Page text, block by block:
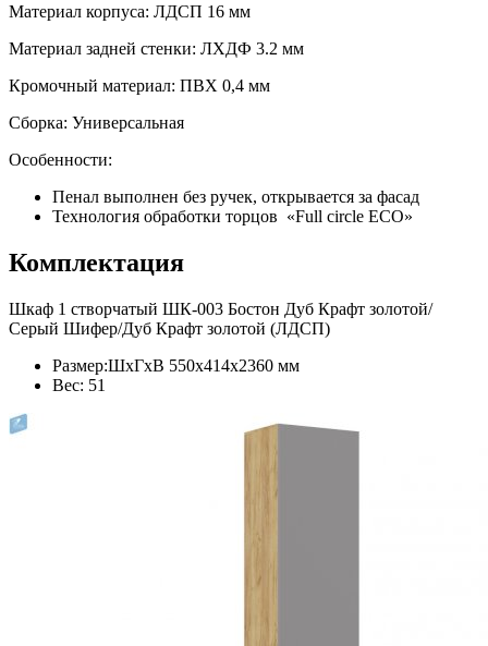
Материал корпуса: ЛДСП 16 мм
Материал задней стенки: ЛХДФ 3.2 мм
Кромочный материал: ПВХ 0,4 мм
Сборка: Универсальная
Особенности:
Пенал выполнен без ручек, открывается за фасад
Технология обработки торцов «Full circle ECO»
Комплектация
Шкаф 1 створчатый ШК-003 Бостон Дуб Крафт золотой/
Серый Шифер/Дуб Крафт золотой (ЛДСП)
Размер:ШхГхВ 550х414х2360 мм
Вес: 51